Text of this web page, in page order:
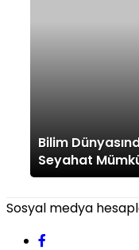
Bilim
Seyahat
Sosyal medya